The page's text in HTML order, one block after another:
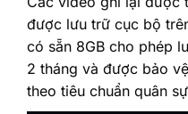
được lưu trữ cục bộ
có sẵn 8GB cho phép
2 tháng và được bảo
theo tiêu chuẩn quân